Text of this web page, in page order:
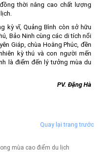
thời nâng cao chất lượng
kỳ vĩ, Quảng Bình còn sở hữu
Bảo Ninh cùng các di tích nổi
Giáp, chùa Hoằng Phúc, đền
kỳ thú và con người mến
là điểm đến lý tưởng mùa du
PV. Đặng Hà
Quay lại trang trước
mùa cao điểm du lịch